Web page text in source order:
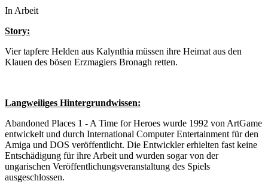
In Arbeit
Story:
Vier tapfere Helden aus Kalynthia müssen ihre Heimat aus den
Klauen des bösen Erzmagiers Bronagh retten.
Langweiliges Hintergrundwissen:
Abandoned Places 1 - A Time for Heroes wurde 1992 von ArtGame
entwickelt und durch International Computer Entertainment für den
Amiga und DOS veröffentlicht. Die Entwickler erhielten fast keine
Entschädigung für ihre Arbeit und wurden sogar von der
ungarischen Veröffentlichungsveranstaltung des Spiels
ausgeschlossen.